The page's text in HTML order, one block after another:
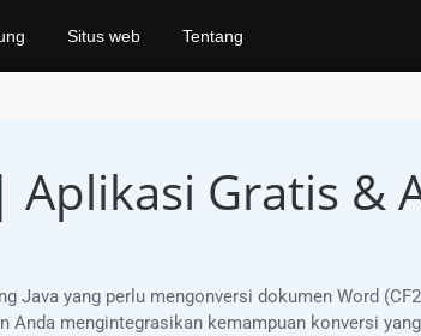
Situs web Tentang
Gratis &
Java yang perlu mengonversi dokumen Word
Anda mengintegrasikan kemampuan konversi